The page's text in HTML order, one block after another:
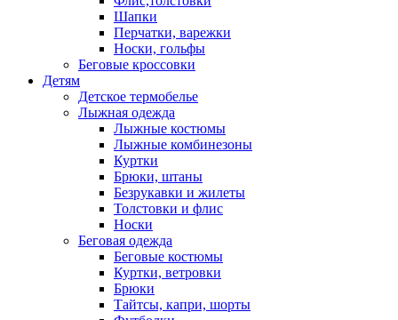
Шапки
Перчатки, варежки
Носки, гольфы
Беговые кроссовки
Детям
Детское термобелье
Лыжная одежда
Лыжные костюмы
Лыжные комбинезоны
Куртки
Брюки, штаны
Безрукавки и жилеты
Толстовки и флис
Носки
Беговая одежда
Беговые костюмы
Куртки, ветровки
Брюки
Тайтсы, капри, шорты